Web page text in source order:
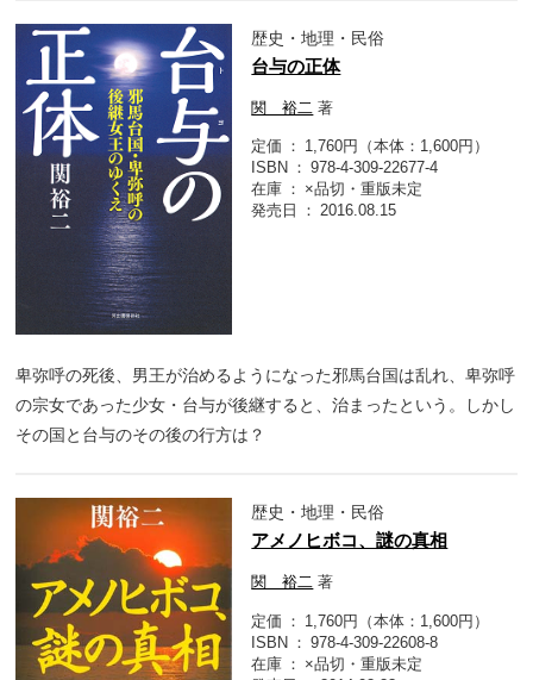
歴史・地理・民俗
台与の正体
関 裕二 著
定価
1,760円（本体：1,600円）
ISBN
978-4-309-22677-4
在庫
×品切・重版未定
発売日
2016.08.15
卑弥呼の死後、男王が治めるようになった邪馬台国は乱れ、卑弥呼
の宗女であった少女・台与が後継すると、治まったという。しかし
その国と台与のその後の行方は？
歴史・地理・民俗
アメノヒボコ、謎の真相
関 裕二 著
定価
1,760円（本体：1,600円）
ISBN
978-4-309-22608-8
在庫
×品切・重版未定